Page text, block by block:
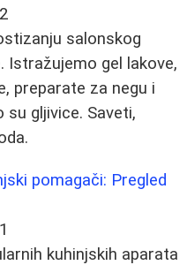
salonskog
Istražujemo gel lakove,
preparate za negu i
gljivice. Saveti,
pomagači: Pregled
kuhinjskih aparata